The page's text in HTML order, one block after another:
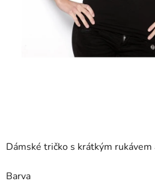
Dámské tričko s krátkým
Barva